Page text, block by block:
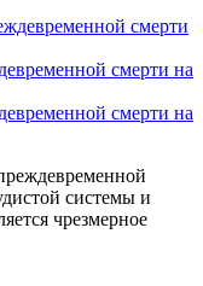
смерти на
смерти на
системы и
чрезмерное